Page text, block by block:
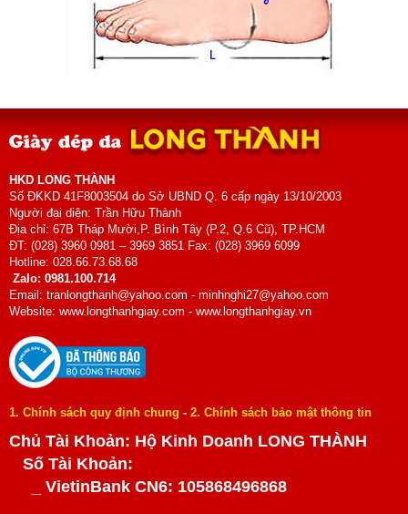
HKD LONG THÀNH
Số ĐKKD 41F8003504 do Sở UBND Q. 6 cấp ngày 13/10/2003
Người đại diện: Trần Hữu Thành
Địa chỉ: 67B Tháp Mười,P. Bình Tây (P.2, Q.6 Cũ), TP.HCM
ĐT: (028) 3960 0981 – 3969 3851 Fax: (028) 3969 6099
Hotline: 028.66.73.68.68
Zalo: 0981.100.714
Email: tranlongthanh@yahoo.com - minhnghi27@yahoo.com
Website: www.longthanhgiay.com - www.longthanhgiay.vn
1. Chính sách quy định chung - 2. Chính sách bảo mật thông tin
Chủ Tài Khoản: Hộ Kinh Doanh LONG THÀNH
Số Tài Khoản:
_ VietinBank CN6: 105868496868